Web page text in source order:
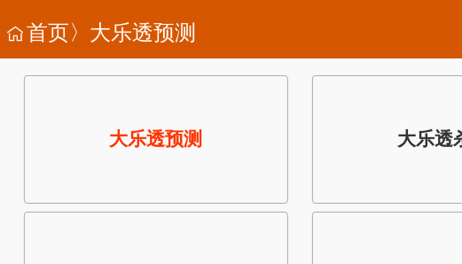
首页〉大乐透预测
大乐透预测 大乐透